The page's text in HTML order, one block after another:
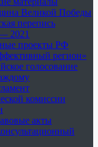
Великой Победы
перепись
2021
проекты РФ
регион»
голосование
комиссии
акты